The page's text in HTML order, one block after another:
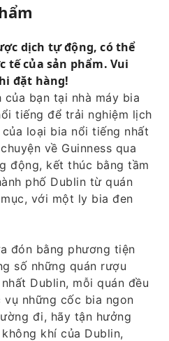
dịch tự động, có thể
tế của sản phẩm. Vui
đặt hàng!
bạn tại nhà máy bia
tiếng để trải nghiệm lịch
loại bia nổi tiếng nhất
về Guinness qua
động, kết thúc bằng tầm
phố Dublin từ quán
với một ly bia đen
đón bằng phương tiện
số những quán rượu
Dublin, mỗi quán đều
những cốc bia ngon
đi, hãy tận hưởng
khí của Dublin,